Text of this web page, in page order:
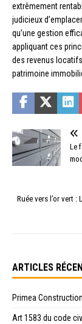
extrêmement
judicieux
qu’une gestion
appliquant ces
des revenus
patrimoine
Le
Ruée vers l’or vert :
ARTICLES
Primea
Art 1583 du code